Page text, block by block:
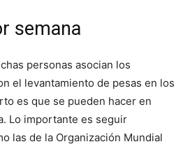
semana
personas asocian los
el levantamiento de pesas en los
es que se pueden hacer en
Lo importante es seguir
las de la Organización Mundial